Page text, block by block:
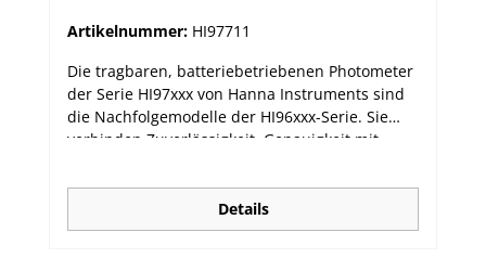
Artikelnummer: HI97711
Die tragbaren, batteriebetriebenen Photometer
der Serie HI97xxx von Hanna Instruments sind
die Nachfolgemodelle der HI96xxx-Serie. Sie
verbinden Zuverlässigkeit, Genauigkeit mit
Photometer sind für viele unterschiedliche
Einzelparameter oder für eine Auswahl
verwandter Parameter verfügbar. Die neue
Details